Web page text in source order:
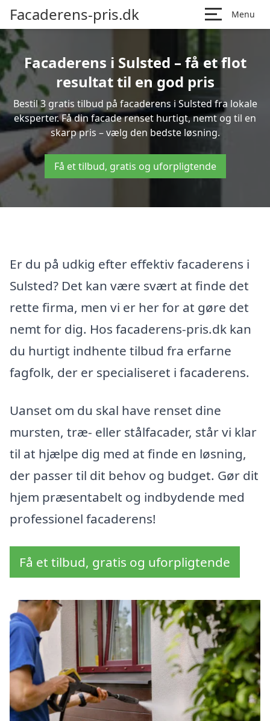
Facaderens-pris.dk Menu
Facaderens i Sulsted – få et flot
resultat til en god pris
Bestil 3 gratis tilbud på facaderens i Sulsted fra lokale
eksperter. Få din facade renset hurtigt, nemt og til en
skarp pris – vælg den bedste løsning.
Få et tilbud, gratis og uforpligtende
Er du på udkig efter effektiv facaderens i
Sulsted? Det kan være svært at finde det
rette firma, men vi er her for at gøre det
nemt for dig. Hos facaderens-pris.dk kan
du hurtigt indhente tilbud fra erfarne
fagfolk, der er specialiseret i facaderens.
Uanset om du skal have renset dine
mursten, træ- eller stålfacader, står vi klar
til at hjælpe dig med at finde en løsning,
der passer til dit behov og budget. Gør dit
hjem præsentabelt og indbydende med
professionel facaderens!
Få et tilbud, gratis og uforpligtende